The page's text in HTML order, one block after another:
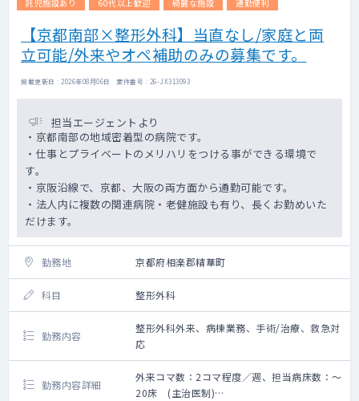
託児施設あり 60代以上歓迎 綺麗な施設 通勤便利
【京都南部×整形外科】当直なし/家庭と両
立可能/外来やオペ補助のみの募集です。
掲載更新日 : 2026年08月06日 案件番号 : 26-JX313093
担当エージェントより
・京都南部の地域密着型の病院です。
・仕事とプライベートのメリハリをつける事ができる環境で
す。
・京阪沿線で、京都、大阪の両方面から通勤可能です。
・法人内に複数の関連病院・老健施設も有り、長くお勤めいた
だけます。
勤務地 京都府相楽郡精華町
科目 整形外科
勤務内容
整形外科外来、病棟業務、手術/治療、救急対
応
勤務内容詳細
外来コマ数：2コマ程度／週、担当病床数：～
20床 (主治医制)